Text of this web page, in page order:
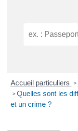
Accueil particuliers >
> Quelles sont les
et un crime ?